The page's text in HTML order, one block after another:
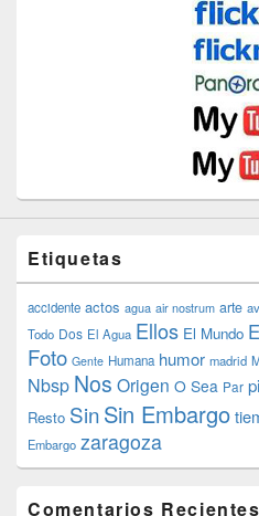
Etiquetas
accidente actos agua air nostrum arte
Todo Dos El Agua Ellos El Mundo
Foto Gente Humana humor madrid
Nbsp Nos Origen O Sea Par
Resto SinSin Embargo
Embargo zaragoza
Comentarios Recientes